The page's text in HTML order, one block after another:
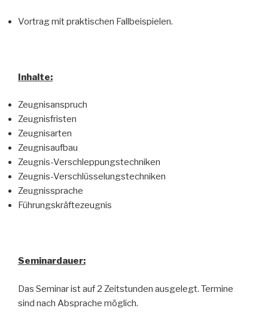
Vortrag mit praktischen Fallbeispielen.
Inhalte:
Zeugnisanspruch
Zeugnisfristen
Zeugnisarten
Zeugnisaufbau
Zeugnis-Verschleppungstechniken
Zeugnis-Verschlüsselungstechniken
Zeugnissprache
Führungskräftezeugnis
Seminardauer:
Das Seminar ist auf 2 Zeitstunden ausgelegt. Termine
sind nach Absprache möglich.